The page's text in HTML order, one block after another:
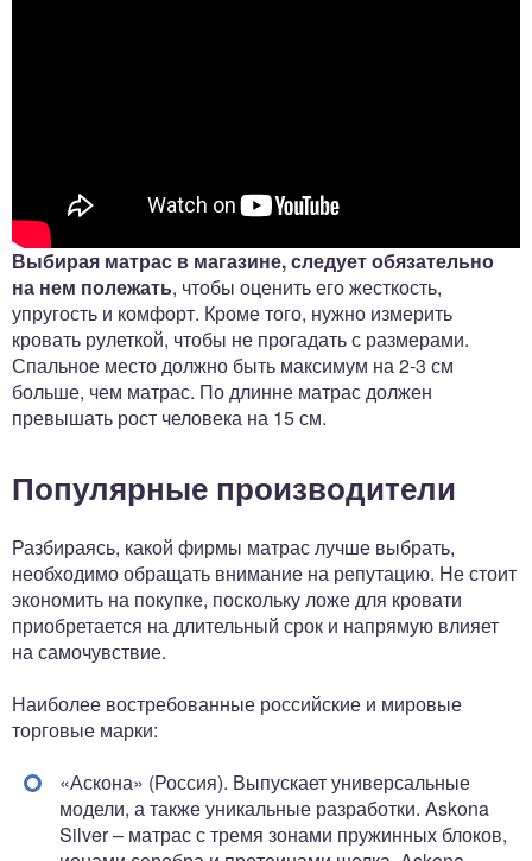
Выбирая матрас в магазине, следует обязательно
на нем полежать, чтобы оценить его жесткость,
упругость и комфорт. Кроме того, нужно измерить
кровать рулеткой, чтобы не прогадать с размерами.
Спальное место должно быть максимум на 2-3 см
больше, чем матрас. По длинне матрас должен
превышать рост человека на 15 см.
Популярные производители
Разбираясь, какой фирмы матрас лучше выбрать,
необходимо обращать внимание на репутацию. Не стоит
экономить на покупке, поскольку ложе для кровати
приобретается на длительный срок и напрямую влияет
на самочувствие.
Наиболее востребованные российские и мировые
торговые марки:
«Аскона» (Россия). Выпускает универсальные
модели, а также уникальные разработки. Askona
Silver – матрас с тремя зонами пружинных блоков,